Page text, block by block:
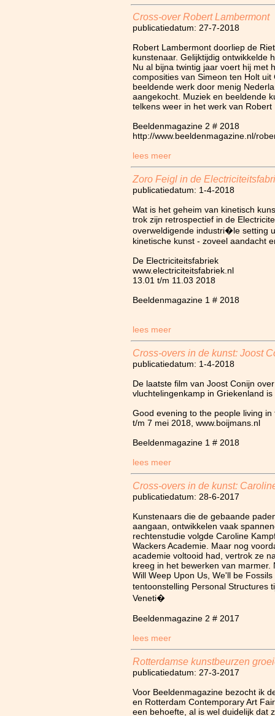
Cross-over Robert Lambermont
publicatiedatum: 27-7-2018
Robert Lambermont doorliep de
kunstenaar. Gelijktijdig ontwikkelde
Nu al bijna twintig jaar voert hij met
composities van Simeon ten Holt uit
beeldende werk door menig
aangekocht. Muziek en beeldende
telkens weer in het werk van
Beeldenmagazine 2 # 2018
http://www.beeldenmagazine.nl/
lees meer
Zoro Feigl in de
publicatiedatum: 1-4-2018
Wat is het geheim van kinetisch
trok zijn retrospectief in de
overweldigende industri�le setting
kinetische kunst - zoveel aandacht
De Electriciteitsfabriek
www.electriciteitsfabriek.nl
13.01 t/m 11.03 2018
Beeldenmagazine 1 # 2018
lees meer
Cross-overs in de kunst: Joost
publicatiedatum: 1-4-2018
De laatste film van Joost Conijn
vluchtelingenkamp in Griekenland
Good evening to the people living in
t/m 7 mei 2018, www.boijmans.nl
Beeldenmagazine 1 # 2018
lees meer
Cross-overs in de kunst:
publicatiedatum: 28-6-2017
Kunstenaars die de gebaande
aangaan, ontwikkelen vaak
rechtenstudie volgde Caroline
Wackers Academie. Maar nog
academie voltooid had, vertrok ze
kreeg in het bewerken van
Will Weep Upon Us, We'll be
tentoonstelling Personal Structures
Veneti�
Beeldenmagazine 2 # 2017
lees meer
Rotterdamse kunstbeurzen
publicatiedatum: 27-3-2017
Voor Beeldenmagazine bezocht ik
en Rotterdam Contemporary Art
een behoefte, al is wel duidelijk dat